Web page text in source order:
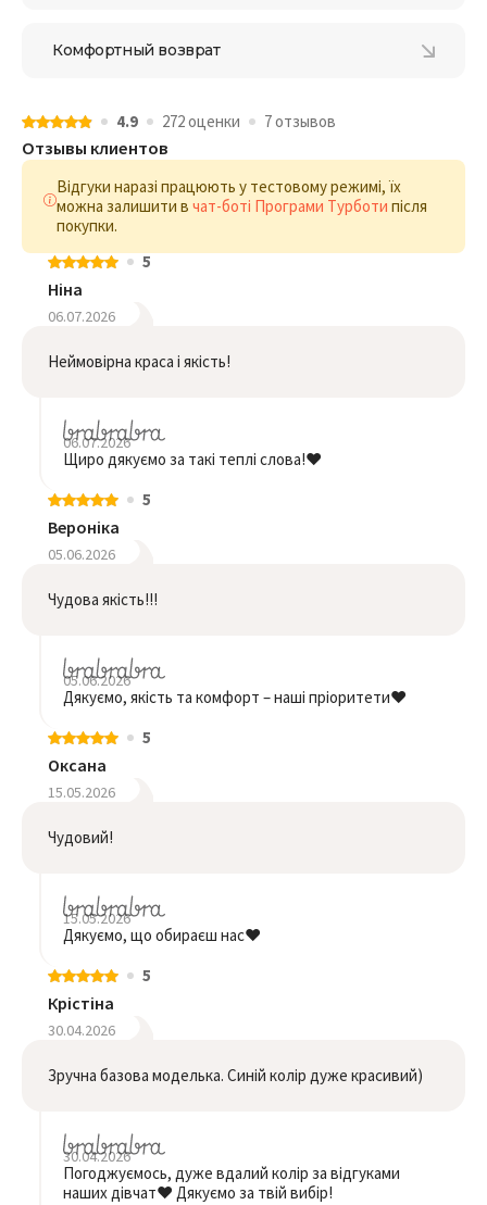
Комфортный возврат
4.9 272 оценки 7 отзывов
Отзывы клиентов
Відгуки наразі працюють у тестовому режимі, їх
можна залишити в чат-боті Програми Турботи після
покупки.
5
Ніна
06.07.2026
Неймовірна краса і якість!
06.07.2026
Щиро дякуємо за такі теплі слова!❤️
5
Вероніка
05.06.2026
Чудова якість!!!
05.06.2026
Дякуємо, якість та комфорт – наші пріоритети❤️
5
Оксана
15.05.2026
Чудовий!
15.05.2026
Дякуємо, що обираєш нас❤️
5
Крістіна
30.04.2026
Зручна базова моделька. Синій колір дуже красивий)
30.04.2026
Погоджуємось, дуже вдалий колір за відгуками
наших дівчат❤️ Дякуємо за твій вибір!